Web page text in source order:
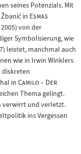
seines Potenzials. Mit
in "Esmas
2005) von der
Symbolisierung, wie
leistet, manchmal auch
wie in Irwin Winklers"
diskreten
in "
Camilo – Der
Thema gelingt.
verwirrt und verletzt.
ins Vergessen